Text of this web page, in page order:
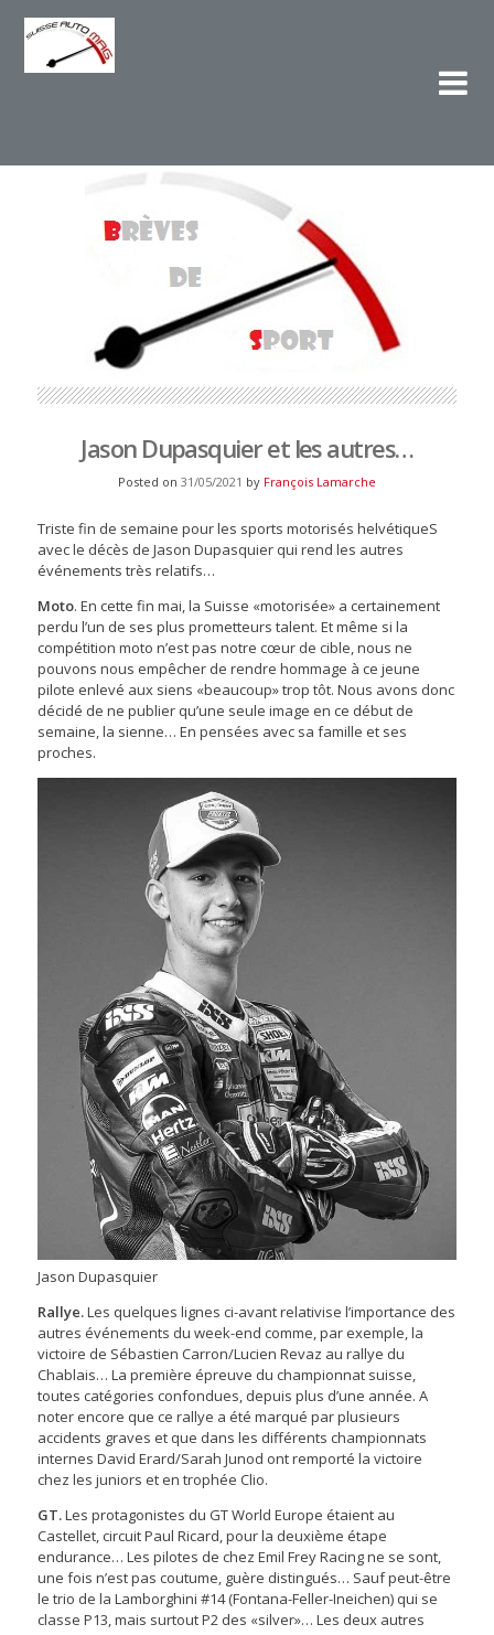
Jason Dupasquier et les autres…
Posted on 31/05/2021 by François Lamarche
Triste fin de semaine pour les sports motorisés helvétiqueS
avec le décès de Jason Dupasquier qui rend les autres
événements très relatifs…
Moto. En cette fin mai, la Suisse «motorisée» a certainement
perdu l’un de ses plus prometteurs talent. Et même si la
compétition moto n’est pas notre cœur de cible, nous ne
pouvons nous empêcher de rendre hommage à ce jeune
pilote enlevé aux siens «beaucoup» trop tôt. Nous avons donc
décidé de ne publier qu’une seule image en ce début de
semaine, la sienne… En pensées avec sa famille et ses
proches.
Jason Dupasquier
Rallye.Les quelques lignes ci-avant relativise l’importance des
autres événements du week-end comme, par exemple, la
victoire de Sébastien Carron/Lucien Revaz au rallye du
Chablais… La première épreuve du championnat suisse,
toutes catégories confondues, depuis plus d’une année. A
noter encore que ce rallye a été marqué par plusieurs
accidents graves et que dans les différents championnats
internes David Erard/Sarah Junod ont remporté la victoire
chez les juniors et en trophée Clio.
GT.Les protagonistes du GT World Europe étaient au
Castellet, circuit Paul Ricard, pour la deuxième étape
endurance… Les pilotes de chez Emil Frey Racing ne se sont,
une fois n’est pas coutume, guère distingués… Sauf peut-être
le trio de la Lamborghini #14 (Fontana-Feller-Ineichen) qui se
classe P13, mais surtout P2 des «silver»… Les deux autres